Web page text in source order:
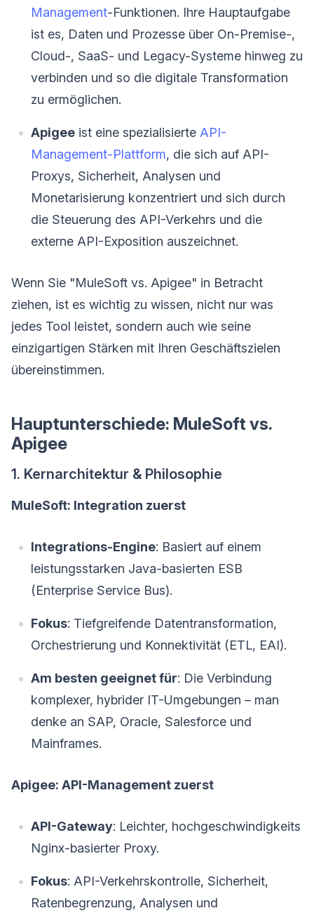
Management-Funktionen. Ihre Hauptaufgabe
ist es, Daten und Prozesse über On-Premise-,
Cloud-, SaaS- und Legacy-Systeme hinweg zu
verbinden und so die digitale Transformation
zu ermöglichen.
Apigee ist eine spezialisierte API-
Management-Plattform, die sich auf API-
Proxys, Sicherheit, Analysen und
Monetarisierung konzentriert und sich durch
die Steuerung des API-Verkehrs und die
externe API-Exposition auszeichnet.
Wenn Sie "MuleSoft vs. Apigee" in Betracht
ziehen, ist es wichtig zu wissen, nicht nur was
jedes Tool leistet, sondern auch wie seine
einzigartigen Stärken mit Ihren Geschäftszielen
übereinstimmen.
Hauptunterschiede: MuleSoft vs.
Apigee
1. Kernarchitektur & Philosophie
MuleSoft: Integration zuerst
Integrations-Engine: Basiert auf einem
leistungsstarken Java-basierten ESB
(Enterprise Service Bus).
Fokus: Tiefgreifende Datentransformation,
Orchestrierung und Konnektivität (ETL, EAI).
Am besten geeignet für: Die Verbindung
komplexer, hybrider IT-Umgebungen – man
denke an SAP, Oracle, Salesforce und
Mainframes.
Apigee: API-Management zuerst
API-Gateway: Leichter, hochgeschwindigkeits
Nginx-basierter Proxy.
Fokus: API-Verkehrskontrolle, Sicherheit,
Ratenbegrenzung, Analysen und